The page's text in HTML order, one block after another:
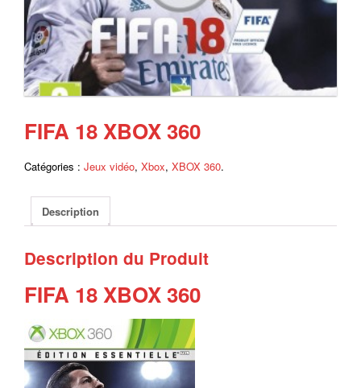
FIFA 18 XBOX 360
Catégories : Jeux vidéo, Xbox, XBOX 360.
Description
Description du Produit
FIFA 18 XBOX 360